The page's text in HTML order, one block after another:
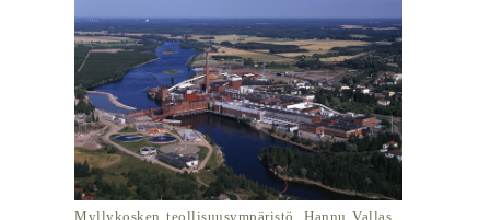
Myllykosken teollisuusympäristö. Hannu Vallas